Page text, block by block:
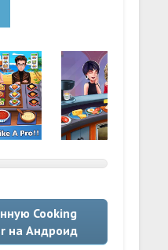
Cooking
на Андроид